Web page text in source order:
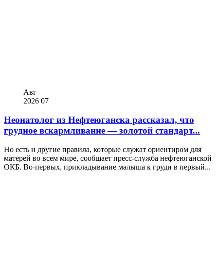
Авг
2026 07
Неонатолог из Нефтеюганска рассказал, что
грудное вскармливание — золотой стандарт...
Но есть и другие правила, которые служат ориентиром для
матерей во всем мире, сообщает пресс-служба нефтеюганской
ОКБ. Во-первых, прикладывание малыша к груди в первый...